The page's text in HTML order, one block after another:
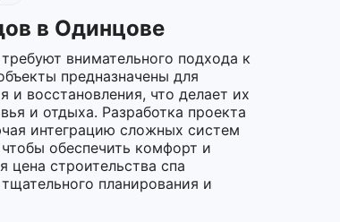
в Одинцове
внимательного подхода к
предназначены для
и восстановления, что делает их
и отдыха. Разработка проекта
интеграцию сложных систем
обеспечить комфорт и
строительства спа
планирования и